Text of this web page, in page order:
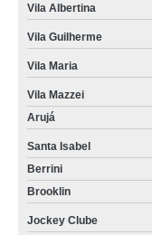
Vila Albertina
Vila Guilherme
Vila Maria
Vila Mazzei
Arujá
Santa Isabel
Berrini
Brooklin
Jockey Clube